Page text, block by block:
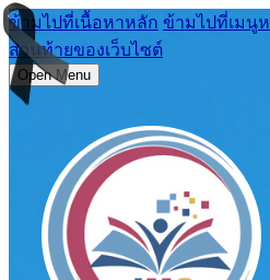
ข้ามไปที่เนื้อหาหลัก ข้ามไปที่เมนู
ส่วนท้ายของเว็บไซต์
Open Menu